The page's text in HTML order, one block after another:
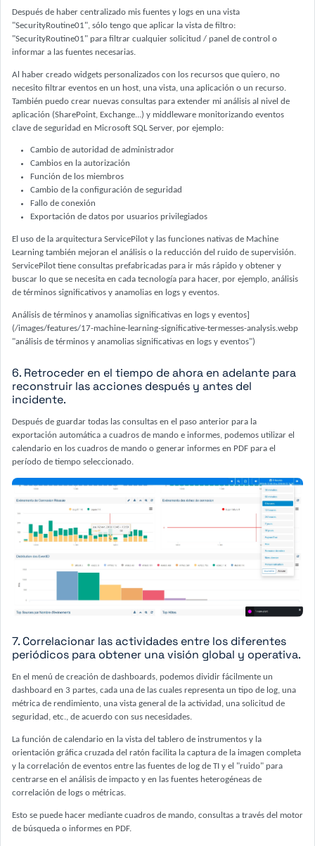
Después de haber centralizado mis fuentes y logs en una vista
"SecurityRoutine01", sólo tengo que aplicar la vista de filtro:
"SecurityRoutine01" para filtrar cualquier solicitud / panel de control o
informar a las fuentes necesarias.
Al haber creado widgets personalizados con los recursos que quiero, no
necesito filtrar eventos en un host, una vista, una aplicación o un recurso.
También puedo crear nuevas consultas para extender mi análisis al nivel de
aplicación (SharePoint, Exchange...) y middleware monitorizando eventos
clave de seguridad en Microsoft SQL Server, por ejemplo:
Cambio de autoridad de administrador
Cambios en la autorización
Función de los miembros
Cambio de la configuración de seguridad
Fallo de conexión
Exportación de datos por usuarios privilegiados
El uso de la arquitectura ServicePilot y las funciones nativas de Machine
Learning también mejoran el análisis o la reducción del ruido de supervisión.
ServicePilot tiene consultas prefabricadas para ir más rápido y obtener y
buscar lo que se necesita en cada tecnología para hacer, por ejemplo, análisis
de términos significativos y anamolias en logs y eventos.
Análisis de términos y anamolias significativas en logs y eventos]
(/images/features/17-machine-learning-significative-termesses-analysis.webp
"análisis de términos y anamolias significativas en logs y eventos")
6. Retroceder en el tiempo de ahora en adelante para
reconstruir las acciones después y antes del
incidente.
Después de guardar todas las consultas en el paso anterior para la
exportación automática a cuadros de mando e informes, podemos utilizar el
calendario en los cuadros de mando o generar informes en PDF para el
período de tiempo seleccionado.
7. Correlacionar las actividades entre los diferentes
periódicos para obtener una visión global y operativa.
En el menú de creación de dashboards, podemos dividir fácilmente un
dashboard en 3 partes, cada una de las cuales representa un tipo de log, una
métrica de rendimiento, una vista general de la actividad, una solicitud de
seguridad, etc., de acuerdo con sus necesidades.
La función de calendario en la vista del tablero de instrumentos y la
orientación gráfica cruzada del ratón facilita la captura de la imagen completa
y la correlación de eventos entre las fuentes de log de TI y el "ruido" para
centrarse en el análisis de impacto y en las fuentes heterogéneas de
correlación de logs o métricas.
Esto se puede hacer mediante cuadros de mando, consultas a través del motor
de búsqueda o informes en PDF.